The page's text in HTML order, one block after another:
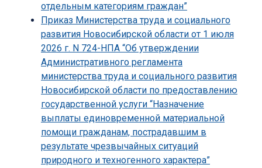
отдельным категориям граждан”
Приказ Министерства труда и социального
развития Новосибирской области от 1 июля
2026 г. N 724-НПА “Об утверждении
Административного регламента
министерства труда и социального развития
Новосибирской области по предоставлению
государственной услуги “Назначение
выплаты единовременной материальной
помощи гражданам, пострадавшим в
результате чрезвычайных ситуаций
природного и техногенного характера”